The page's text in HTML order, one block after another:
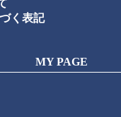
く表記
MY PAGE